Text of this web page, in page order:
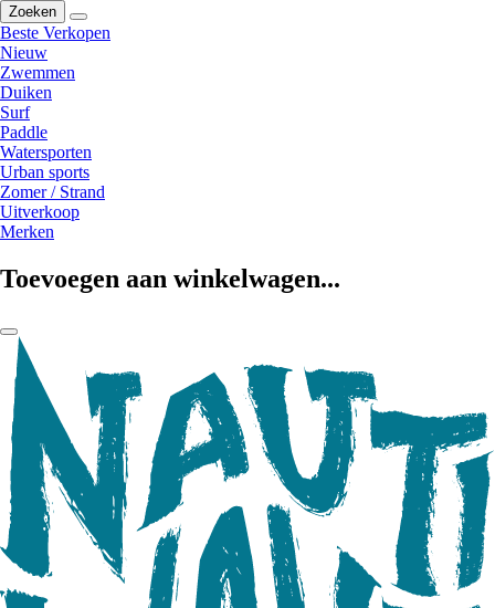
Zoeken
Beste Verkopen
Nieuw
Zwemmen
Duiken
Surf
Paddle
Watersporten
Urban sports
Zomer / Strand
Uitverkoop
Merken
Toevoegen aan winkelwagen...